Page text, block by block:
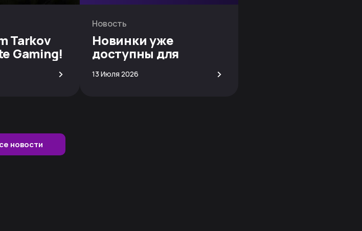
Tarkov
Gaming!
>
Новость
Новинки уже
доступны для
скачивания!
13 Июля 2026 >
новости